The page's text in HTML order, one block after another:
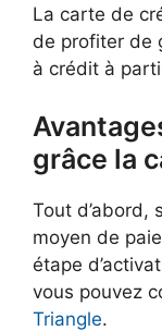
La carte de
de profiter de
à crédit à
grâce la
Tout d’abord,
moyen de
étape
vous pouvez
Triangle.